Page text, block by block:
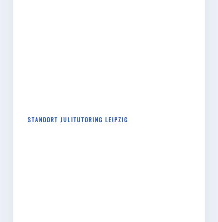
STANDORT JULITUTORING LEIPZIG